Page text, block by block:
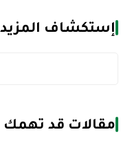
إستكشاف المزيد
مقالات قد تهمك